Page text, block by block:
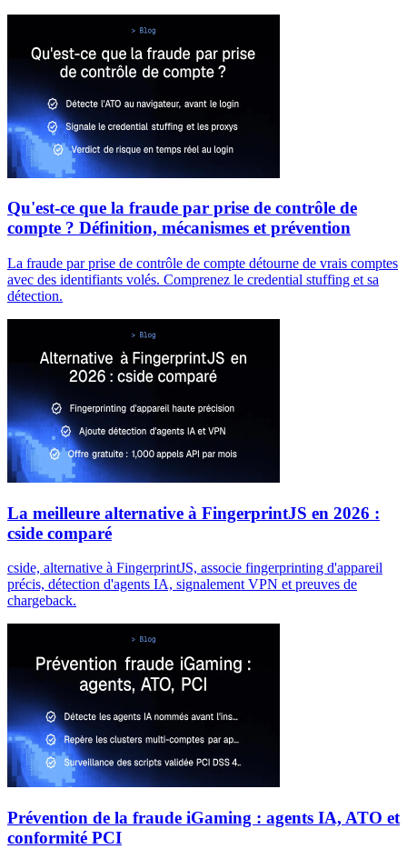
Qu'est-ce que la fraude par prise de contrôle de
compte ? Définition, mécanismes et prévention
La fraude par prise de contrôle de compte détourne de vrais comptes
avec des identifiants volés. Comprenez le credential stuffing et sa
détection.
La meilleure alternative à FingerprintJS en 2026 :
cside comparé
cside, alternative à FingerprintJS, associe fingerprinting d'appareil
précis, détection d'agents IA, signalement VPN et preuves de
chargeback.
Prévention de la fraude iGaming : agents IA, ATO et
conformité PCI